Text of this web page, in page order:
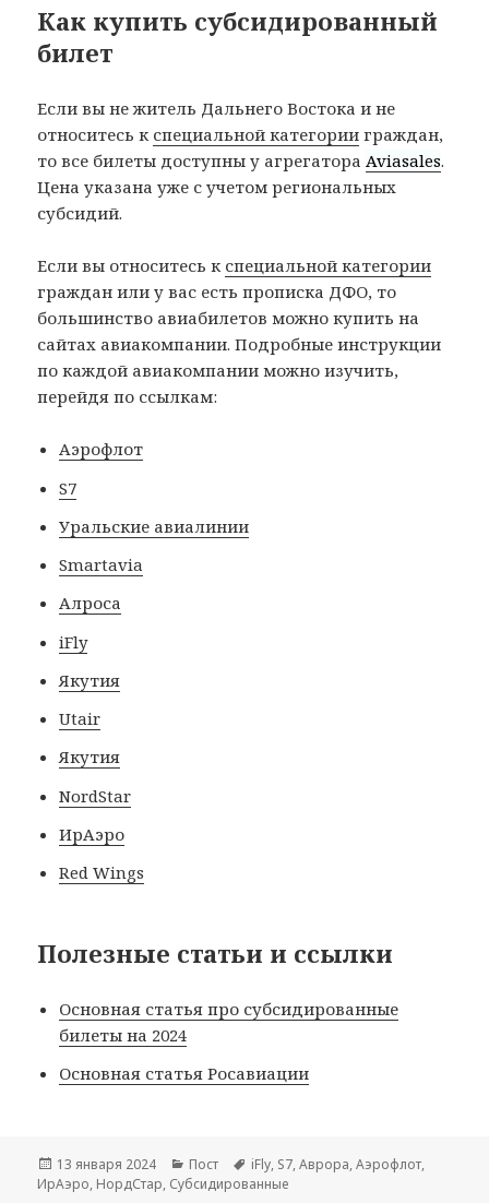
Как купить субсидированный
билет
Если вы не житель Дальнего Востока и не
относитесь к специальной категории граждан,
то все билеты доступны у агрегатораAviasales.
Цена указана уже с учетом региональных
субсидий.
Если вы относитесь к специальной категории
граждан или у вас есть прописка ДФО, то
большинство авиабилетов можно купить на
сайтах авиакомпании. Подробные инструкции
по каждой авиакомпании можно изучить,
перейдя по ссылкам:
Аэрофлот
S7
Уральские авиалинии
Smartavia
Алроса
iFly
Якутия
Utair
Якутия
NordStar
ИрАэро
Red Wings
Полезные статьи и ссылки
Основная статья про субсидированные
билеты на 2024
Основная статья Росавиации
Опубликовано
13 января 2024 Рубрики
Пост Метки
iFly, S7,Аврора,Аэрофлот,
ИрАэро, НордСтар, Субсидированные